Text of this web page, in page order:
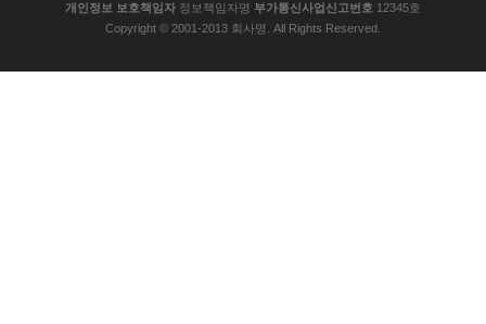
개인정보 보호책임자 정보책임자명 부가통신사업신고번호 12345호
Copyright © 2001-2013 회사명. All Rights Reserved.